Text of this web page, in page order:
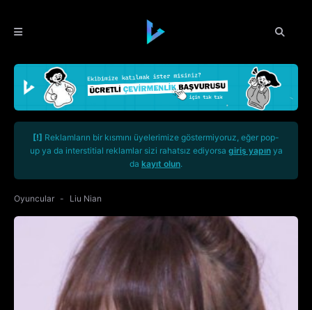
[!] Reklamların bir kısmını üyelerimize göstermiyoruz, eğer pop-
up ya da interstitial reklamlar sizi rahatsız ediyorsa giriş yapınya
da kayıt olun.
Oyuncular Liu Nian